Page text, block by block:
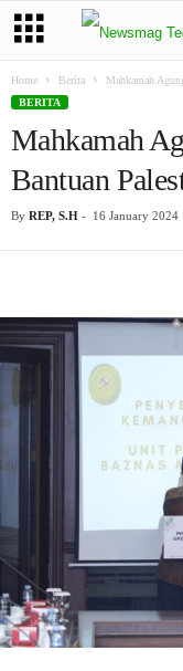
Home Berita
Mahkamah
BERITA
Mahkamah
Bantuan
By REP, S.H - 16 January 2024